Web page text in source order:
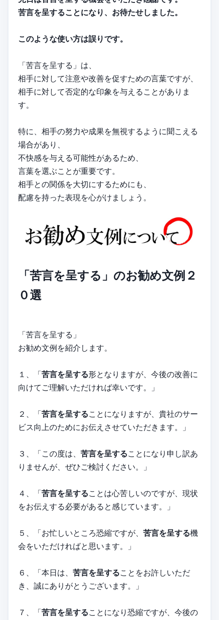
苦言を呈することになり、お待たせしました。
このような使い方は誤りです。
「苦言を呈する」は、
相手に対して注意や改善を促すための言葉ですが、
相手に対して否定的な印象を与えることがありま
す。
特に、相手の努力や成果を無視するように聞こえる
場合があり、
不快感を与える可能性があるため、
言葉を選ぶことが重要です。
相手との関係を大切にするためにも、
配慮を持った表現を心がけましょう。
「苦言を呈する」のお勧め文例２
０選
「苦言を呈する」
お勧め文例を紹介します。
１、「苦言を呈する形となりますが、今後の改善に
向けてご理解いただければ幸いです。」
２、「苦言を呈することになりますが、貴社のサー
ビス向上のためにお伝えさせていただきます。」
３、「この度は、 苦言を呈することになり申し訳あ
りませんが、ぜひご検討ください。」
４、「苦言を呈することは心苦しいのですが、現状
をお伝えする必要があると感じています。」
５、「お忙しいところ恐縮ですが、 苦言を呈する機
会をいただければと思います。」
６、「本日は、 苦言を呈することをお許しいただ
き、誠にありがとうございます。」
７、「苦言を呈することになり恐縮ですが、今後の